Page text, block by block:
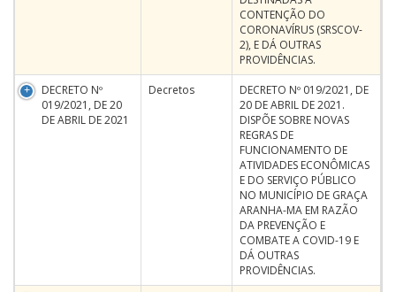
CONTENÇÃO DO
CORONAVÍRUS (SRSCOV-
2), E DÁ OUTRAS
PROVIDÊNCIAS.
DECRETO Nº
019/2021, DE 20
DE ABRIL DE 2021
Decretos
DECRETO Nº 019/2021, DE
20 DE ABRIL DE 2021.
DISPÕE SOBRE NOVAS
REGRAS DE
FUNCIONAMENTO DE
ATIVIDADES ECONÔMICAS
E DO SERVIÇO PÚBLICO
NO MUNICÍPIO DE GRAÇA
ARANHA-MA EM RAZÃO
DA PREVENÇÃO E
COMBATE A COVID-19 E
DÁ OUTRAS
PROVIDÊNCIAS.